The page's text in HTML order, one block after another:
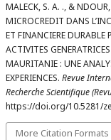
MALECK, S. A. ., &
MICROCREDIT DANS
ET FINANCIERE DURABLE
ACTIVITES
MAURITANIE : UNE
EXPERIENCES. Revue
Recherche Scientifique
https://doi.org/10.5281/
More Citation Formats